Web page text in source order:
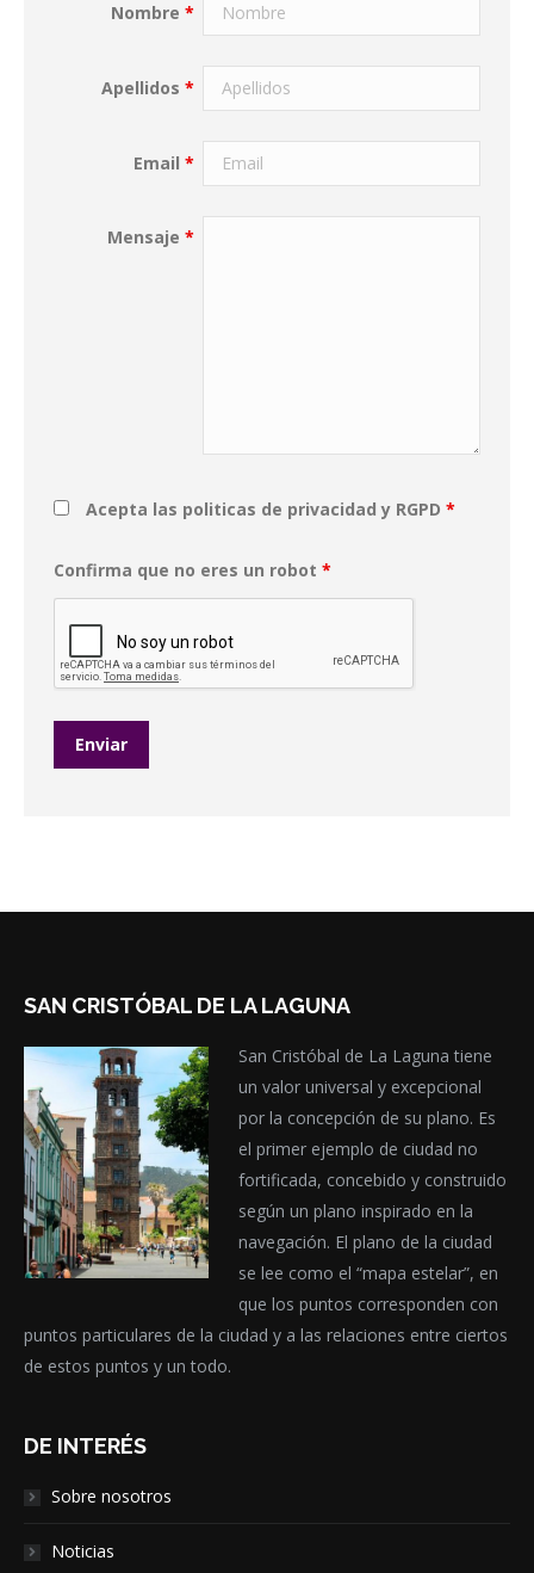
Nombre*
Apellidos*
Email*
Mensaje*
Acepta las politicas de privacidad y RGPD *
Confirma que no eres un robot *
SAN CRISTÓBAL DE LA LAGUNA
San Cristóbal de La Laguna tiene
un valor universal y excepcional
por la concepción de su plano. Es
el primer ejemplo de ciudad no
fortificada, concebido y construido
según un plano inspirado en la
navegación. El plano de la ciudad
se lee como el “mapa estelar”, en
que los puntos corresponden con
puntos particulares de la ciudad y a las relaciones entre ciertos
de estos puntos y un todo.
DE INTERÉS
Sobre nosotros
Noticias